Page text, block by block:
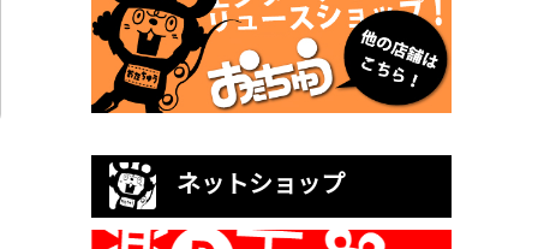
ネットショップ